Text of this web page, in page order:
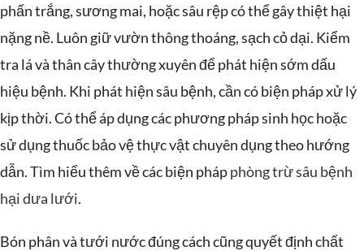
phấn trắng, sương mai, hoặc sâu rệp có thể gây thiệt hại
nặng nề. Luôn giữ vườn thông thoáng, sạch cỏ dại. Kiểm
tra lá và thân cây thường xuyên để phát hiện sớm dấu
hiệu bệnh. Khi phát hiện sâu bệnh, cần có biện pháp xử lý
kịp thời. Có thể áp dụng các phương pháp sinh học hoặc
sử dụng thuốc bảo vệ thực vật chuyên dụng theo hướng
dẫn. Tìm hiểu thêm về các biện phápphòng trừ sâu bệnh
hại dưa lưới.
Bón phân và tưới nước đúng cách cũng quyết định chất